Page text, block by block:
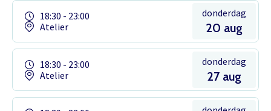
18:30 - 23:00
Atelier
donderdag
20 aug
18:30 - 23:00
Atelier
donderdag
27 aug